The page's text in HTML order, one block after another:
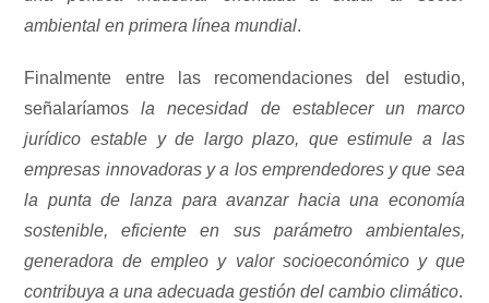
ambiental en primera línea mundial.
Finalmente entre las recomendaciones del estudio,
señalaríamosla necesidad de establecer un marco
jurídico estable y de largo plazo, que estimule a las
empresas innovadoras y a los emprendedores y que sea
la punta de lanza para avanzar hacia una economía
sostenible, eficiente en sus parámetro ambientales,
generadora de empleo y valor socioeconómico y que
contribuya a una adecuada gestión del cambio climático.